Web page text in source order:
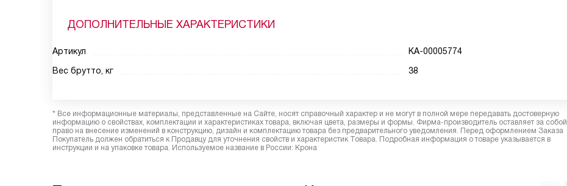
ДОПОЛНИТЕЛЬНЫЕ ХАРАКТЕРИСТИКИ
Артикул
КА-00005774
Вес брутто, кг
38
* Все информационные материалы, представленные на Сайте, носят справочный характер и не могут в полной мере передавать достоверную
информацию о свойствах, комплектации и характеристиках товара, включая цвета, размеры и формы. Фирма-производитель оставляет за собой
право на внесение изменений в конструкцию, дизайн и комплектацию товара без предварительного уведомления. Перед оформлением Заказа
Покупатель должен обратиться к Продавцу для уточнения свойств и характеристик Товара. Подробная информация о товаре указывается в
инструкции и на упаковке товара. Используемое название в России: Крона